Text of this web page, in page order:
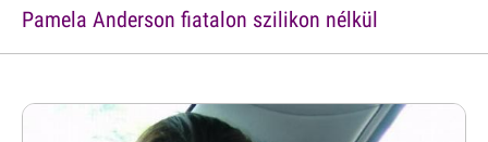
Pamela Anderson fiatalon szilikon nélkül